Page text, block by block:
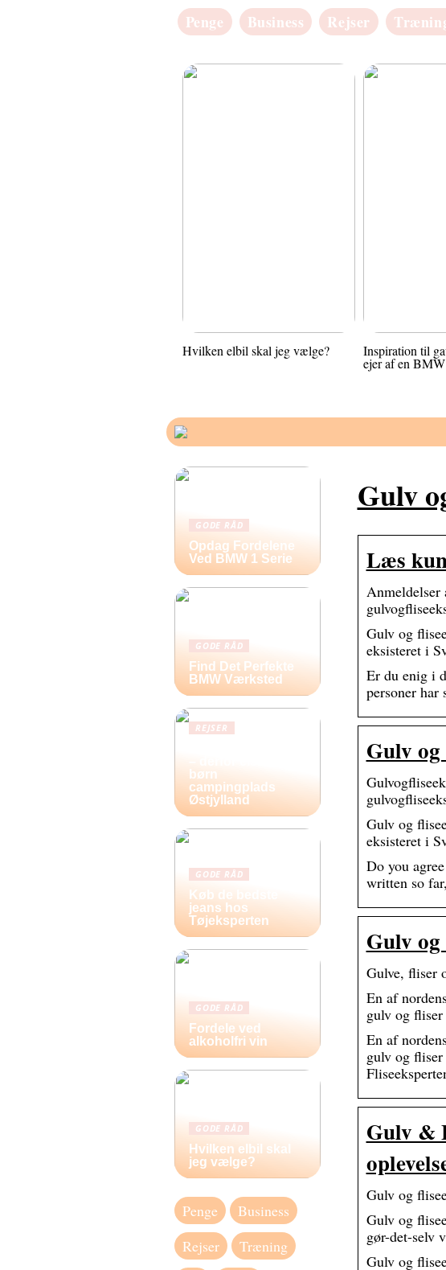
Penge Business Rejser
Hvilken elbil skal jeg vælge? Inspiration til
ejer af en BMW
Gulv
Læs
Anmeldelser
Gulv og
eksisteret i
Er du enig i
personer har
Gulv
Gulv og
eksisteret i
Do you
written so
Gulv og
Gulve, fliser
En af
gulv og
En af
gulv og
Gulv &
Gulv og
Gulv og
gør-det-selv
Gulv og
GODE RÅD
Opdag Fordelene
Ved BMW 1 Serie
GODE RÅD
Find Det Perfekte
BMW Værksted
REJSER
børn
campingplads
Østjylland
GODE RÅD
Køb de bedste
jeans hos
Tøjeksperten
GODE RÅD
Fordele ved
alkoholfri vin
GODE RÅD
Hvilken elbil skal
jeg vælge?
Penge
Business
Rejser
Træning